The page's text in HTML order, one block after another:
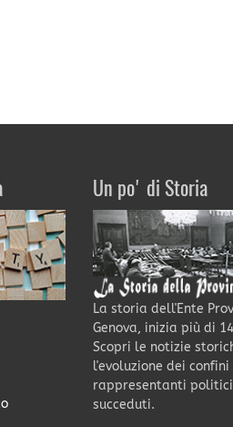
Un po' di Storia
La storia dell'Ente
Genova, inizia più di
Scopri le notizie
l'evoluzione dei confini
rappresentanti politici
succeduti.